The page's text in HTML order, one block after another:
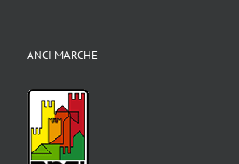
ANCI MARCHE